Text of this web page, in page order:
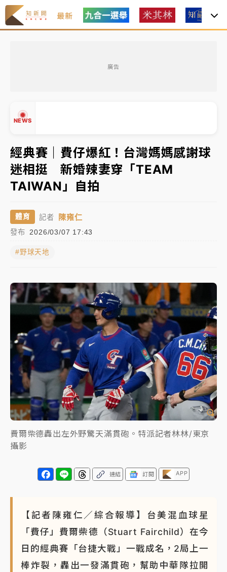
最新
廣告
NEWS
《知新聞》揭「運科計畫」人體實驗黑幕 運動部不追
究！遭監委質疑
台股處置新制明天上路 4大鬆綁一次看
周末精選｜
鎢業董座離奇命喪豪宅！檢警3方向追出前
員工犯案 破案關鍵曝
白海豚瘦身！中部以北防劇烈降水 本周天氣展望「多
雨不穩定」
物醫籲多吃蔬果代謝
究！遭監委質疑
台股處置新制明天上路 4大鬆綁一次看
周末精選｜ 鎢業董座離奇命喪豪宅！檢警3方向追出前
員工犯案 破案關鍵曝
▲
▼
經典賽｜費仔爆紅！台灣媽媽感謝球
迷相挺 新婚辣妻穿「TEAM
TAIWAN」自拍
體育 記者 陳雍仁
發布 2026/03/07 17:43
#野球天地
費爾柴德轟出左外野驚天滿貫砲。特派記者林林/東京
攝影
連結 訂閱 APP
【記者陳雍仁／綜合報導】台美混血球星
「費仔」費爾柴德（Stuart Fairchild）在今
日的經典賽「台捷大戰」一戰成名，2局上一
棒炸裂，轟出一發滿貫砲，幫助中華隊拉開